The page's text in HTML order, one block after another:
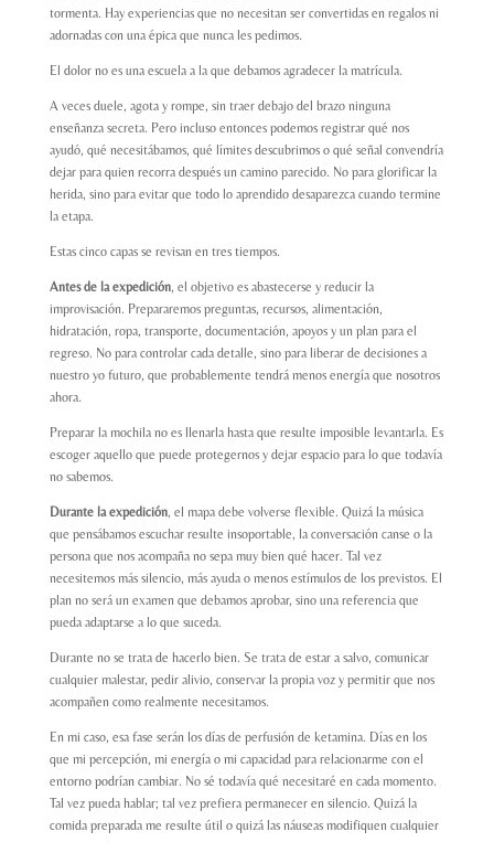
tormenta. Hay experiencias que no necesitan ser convertidas en regalos ni
adornadas con una épica que nunca les pedimos.
El dolor no es una escuela a la que debamos agradecer la matrícula.
A veces duele, agota y rompe, sin traer debajo del brazo ninguna
enseñanza secreta. Pero incluso entonces podemos registrar qué nos
ayudó, qué necesitábamos, qué límites descubrimos o qué señal convendría
dejar para quien recorra después un camino parecido. No para glorificar la
herida, sino para evitar que todo lo aprendido desaparezca cuando termine
la etapa.
Estas cinco capas se revisan en tres tiempos.
Antes de la expedición, el objetivo es abastecerse y reducir la
improvisación. Prepararemos preguntas, recursos, alimentación,
hidratación, ropa, transporte, documentación, apoyos y un plan para el
regreso. No para controlar cada detalle, sino para liberar de decisiones a
nuestro yo futuro, que probablemente tendrá menos energía que nosotros
ahora.
Preparar la mochila no es llenarla hasta que resulte imposible levantarla. Es
escoger aquello que puede protegernos y dejar espacio para lo que todavía
no sabemos.
Durante la expedición, el mapa debe volverse flexible. Quizá la música
que pensábamos escuchar resulte insoportable, la conversación canse o la
persona que nos acompaña no sepa muy bien qué hacer. Tal vez
necesitemos más silencio, más ayuda o menos estímulos de los previstos. El
plan no será un examen que debamos aprobar, sino una referencia que
pueda adaptarse a lo que suceda.
Durante no se trata de hacerlo bien. Se trata de estar a salvo, comunicar
cualquier malestar, pedir alivio, conservar la propia voz y permitir que nos
acompañen como realmente necesitamos.
En mi caso, esa fase serán los días de perfusión de ketamina. Días en los
que mi percepción, mi energía o mi capacidad para relacionarme con el
entorno podrían cambiar. No sé todavía qué necesitaré en cada momento.
Tal vez pueda hablar; tal vez prefiera permanecer en silencio. Quizá la
comida preparada me resulte útil o quizá las náuseas modifiquen cualquier